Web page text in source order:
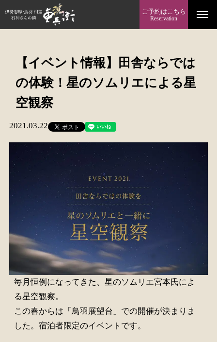
ご予約はこちら
Reservation
【イベント情報】田舎ならでは
の体験！星のソムリエによる星
空観察
2021.03.22
毎月恒例になってきた、星のソムリエ宮本氏によ
る星空観察。
この春からは「鳥羽展望台」での開催が決まりま
した。宿泊者限定のイベントです。